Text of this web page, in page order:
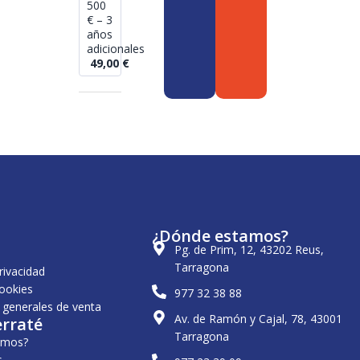
500
€ – 3
años
adicionales
49,00 €
de venta
¿Dónde estamos?
Pg. de Prim, 12, 43202 Reus,
Tarragona
977 32 38 88
Av. de Ramón y Cajal, 78, 43001
Tarragona